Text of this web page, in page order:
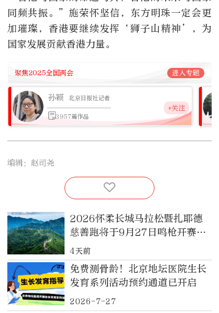
同频共振。”施荣怀坚信，东方明珠一定会更
加璀璨，香港要继续发挥‘狮子山精神’，为
国家发展贡献香港力量。
聚焦2025全国两会 进入专题
孙颖 北京日报社记者
3957篇作品
+关注
编辑：赵司尧
2026怀柔长城马拉松暨扎耶德
慈善跑将于9月27日鸣枪开赛，
报名通道现已开启
4天前
免费测骨龄！北京地坛医院生长
发育系列活动预约通道已开启
2026-7-27